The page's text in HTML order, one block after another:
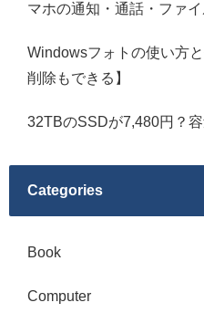
マホの通知・通話・ファ
Windowsフォトの使い方
削除もできる】
32TBのSSDが7,480円？
Categories
Book
Computer